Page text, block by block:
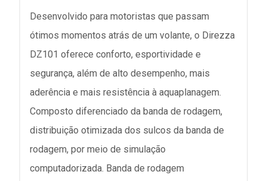
Desenvolvido para motoristas que passam
ótimos momentos atrás de um volante, o Direzza
DZ101 oferece conforto, esportividade e
segurança, além de alto desempenho, mais
aderência e mais resistência à aquaplanagem.
Composto diferenciado da banda de rodagem,
distribuição otimizada dos sulcos da banda de
rodagem, por meio de simulação
computadorizada. Banda de rodagem